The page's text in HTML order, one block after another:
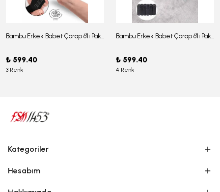
Bambu Erkek Babet Çorap 6'lı Paket - J-03
₺ 599.40
3 Renk
Bambu Erkek Babet Çorap 6'lı Paket -J-08
₺ 599.40
4 Renk
Kategoriler
Hesabım